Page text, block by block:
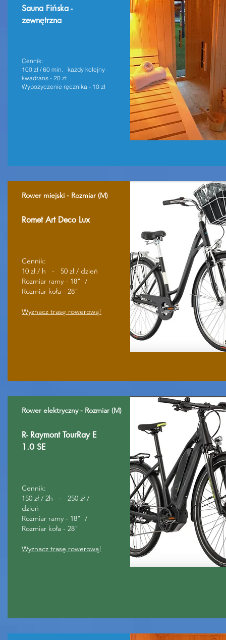
Sauna Fińska -
zewnętrzna
Cennik:
100 zł / 60 min. każdy kolejny
kwadrans - 20 zł
Wypożyczenie ręcznika - 10 zł
Rower miejski - Rozmiar (M)
Romet Art Deco Lux
Cennik:
10 zł / h - 50 zł / dzień
Rozmiar ramy - 18" /
Rozmiar koła - 28"
Wyznacz trasę rowerową!
Rower elektryczny - Rozmiar (M)
R- Raymont TourRay E
1.0 SE
Cennik:
150 zł / 2h - 250 zł /
dzień
Rozmiar ramy - 18" /
Rozmiar koła - 28"
Wyznacz trasę rowerową!